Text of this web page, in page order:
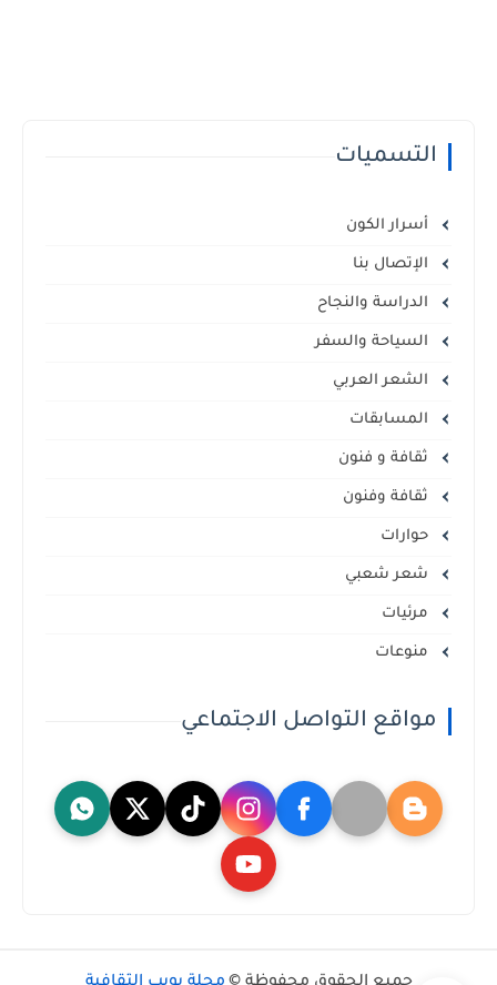
التسميات
أسرار الكون
الإتصال بنا
الدراسة والنجاح
السياحة والسفر
الشعر العربي
المسابقات
ثقافة و فنون
ثقافة وفنون
حوارات
شعر شعبي
مرئيات
منوعات
مواقع التواصل الاجتماعي